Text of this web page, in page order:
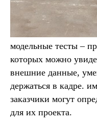
модельные тесты –
которых можно
внешние данные,
держаться в кадре.
заказчики могут
для их проекта.